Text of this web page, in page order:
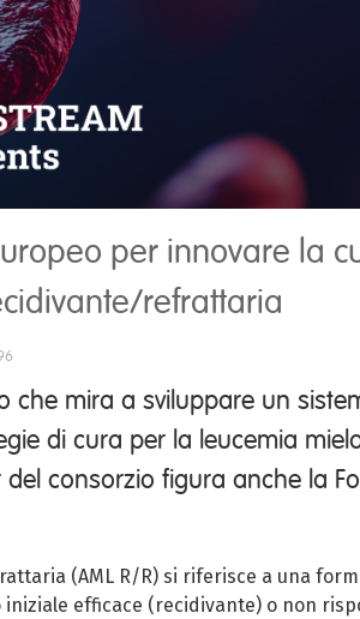
per innovare la
refrattaria
che mira a sviluppare un
di cura per la leucemia
del consorzio figura anche la
(AML R/R) si riferisce a una
efficace (recidivante) o non